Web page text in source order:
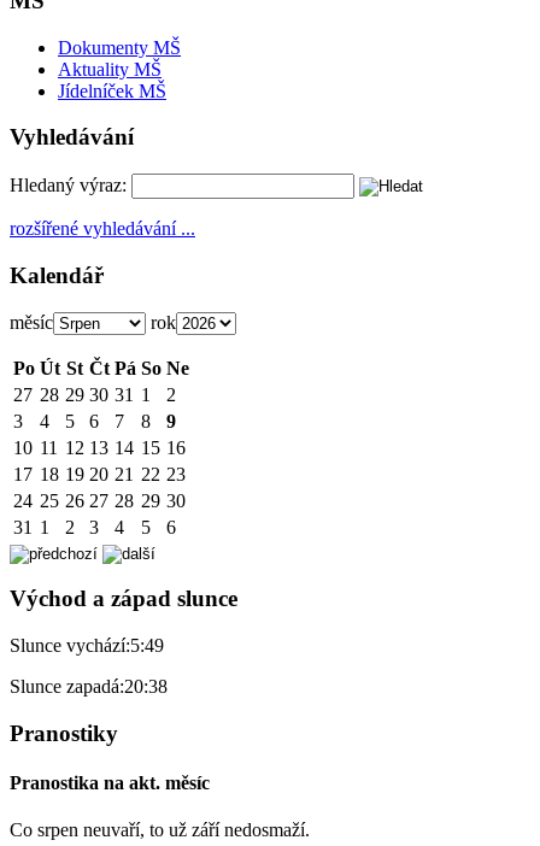
Dokumenty MŠ
Aktuality MŠ
Jídelníček MŠ
Vyhledávání
Hledaný výraz:
rozšířené vyhledávání ...
Kalendář
měsíc rok
Po Út St Čt Pá So Ne
27 28 29 30 31 1
2
3
4 5 6 7 8
9
10 11 12 13 14 15 16
17 18 19 20 21 22 23
24 25 26 27 28 29 30
31 1 2 3 4 5 6
Východ a západ slunce
Slunce vychází:5:49
Slunce zapadá:20:38
Pranostiky
Pranostika na akt. měsíc
Co srpen neuvaří, to už září nedosmaží.